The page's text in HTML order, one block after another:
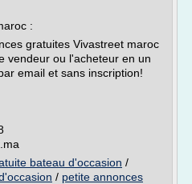
:
gratuites Vivastreet maroc
vendeur ou l'acheteur en un
email et sans inscription!
bateau d'occasion /
/ petite annonces